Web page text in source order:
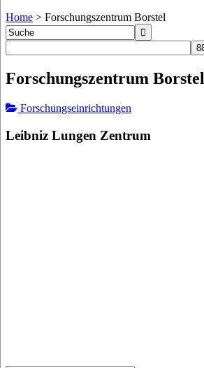
Home > Forschungszentrum Borstel
Forschungszentrum Borstel
Forschungseinrichtungen
Leibniz Lungen Zentrum